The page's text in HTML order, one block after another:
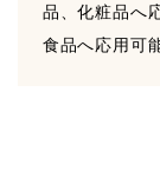
品、化粧品へ
食品へ応用可